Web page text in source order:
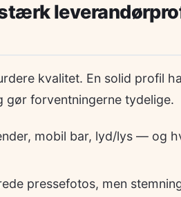
kvalitet. En solid profil
gør forventningerne tydelige.
mobil bar, lyd/lys — og
pressefotos, men